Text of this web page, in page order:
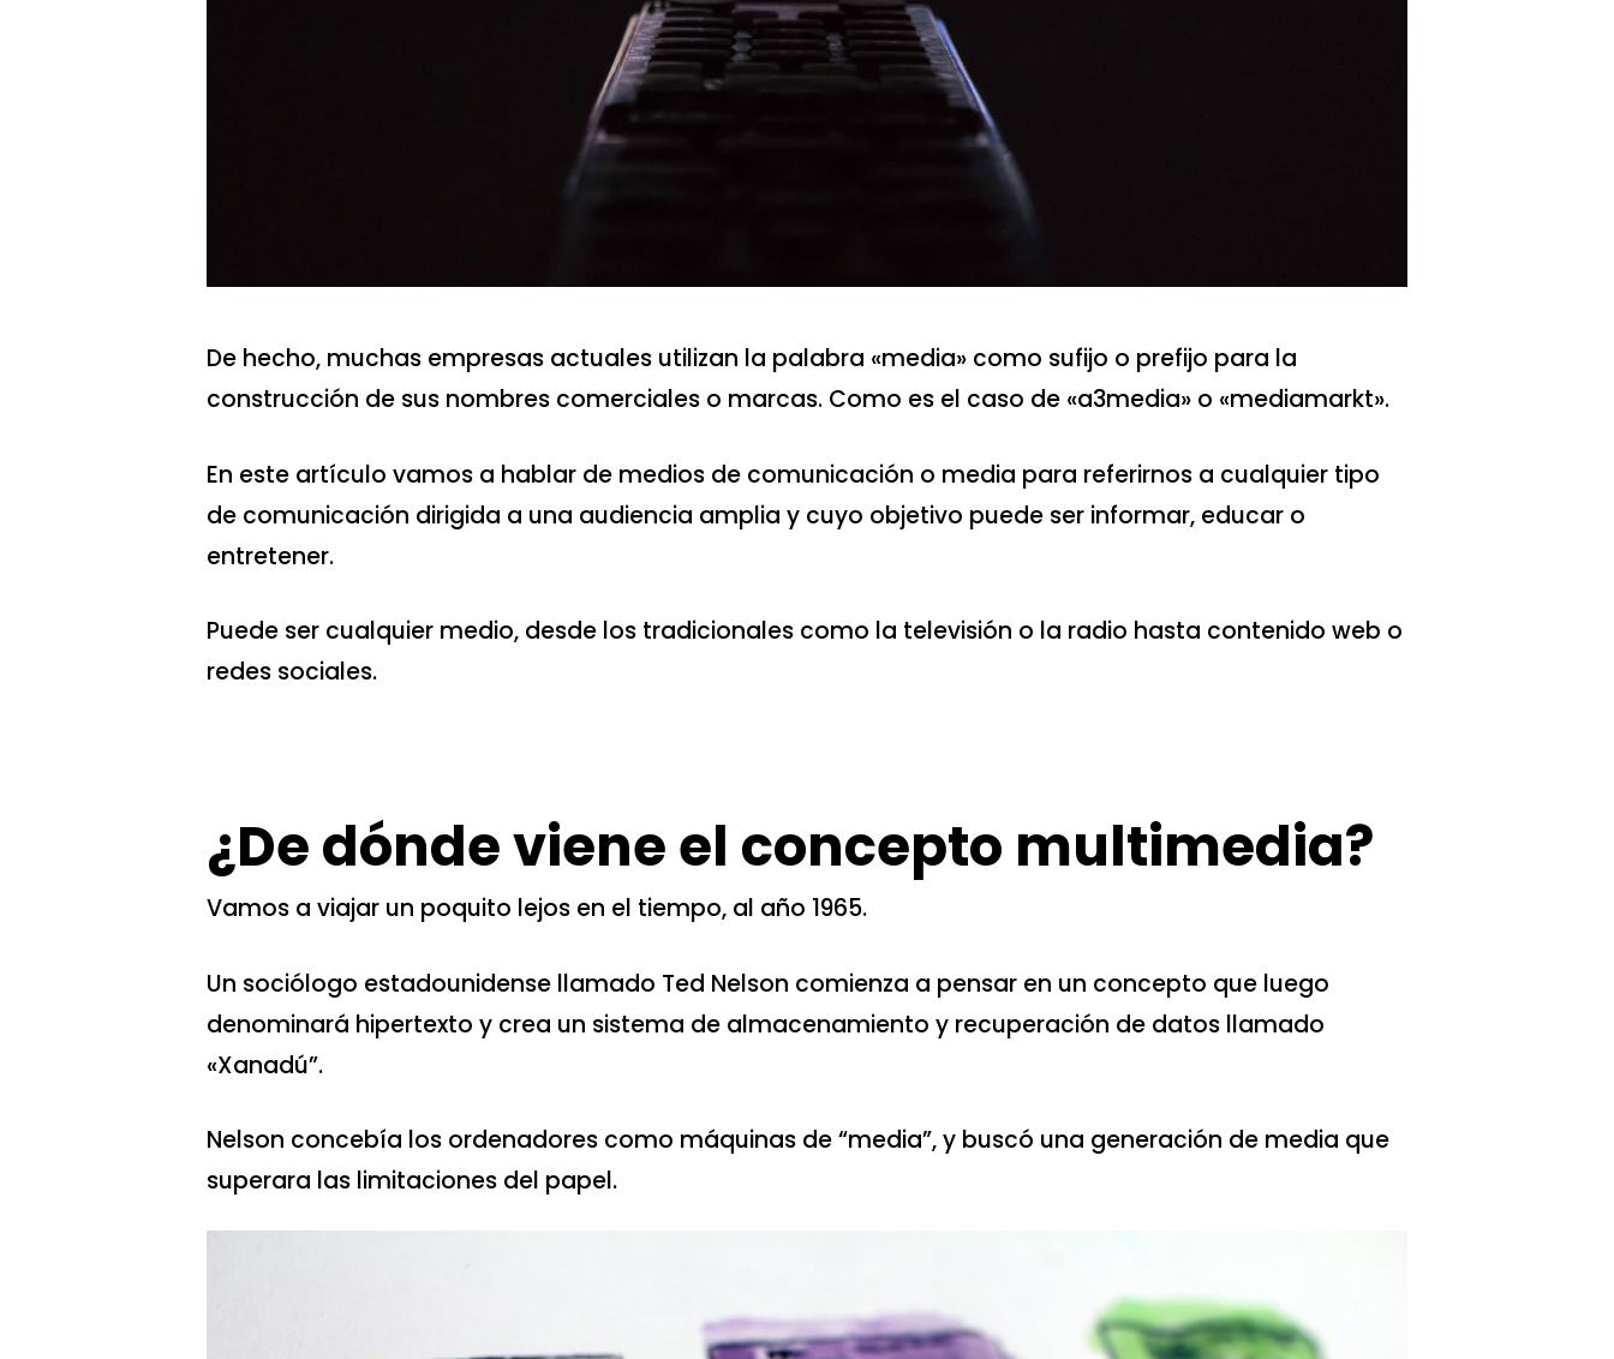
De hecho, muchas empresas actuales utilizan la palabra «media» como sufijo o prefijo para la
construcción de sus nombres comerciales o marcas. Como es el caso de «a3media» o «mediamarkt».
En este artículo vamos a hablar de medios de comunicación o media para referirnos a cualquier tipo
de comunicación dirigida a una audiencia amplia y cuyo objetivo puede ser informar, educar o
entretener.
Puede ser cualquier medio, desde los tradicionales como la televisión o la radio hasta contenido web o
redes sociales.
¿De dónde viene el concepto multimedia?
Vamos a viajar un poquito lejos en el tiempo, al año 1965.
Un sociólogo estadounidense llamado Ted Nelson comienza a pensar en un concepto que luego
denominará hipertexto y crea un sistema de almacenamiento y recuperación de datos llamado
«Xanadú”.
Nelson concebía los ordenadores como máquinas de “media”, y buscó una generación de media que
superara las limitaciones del papel.